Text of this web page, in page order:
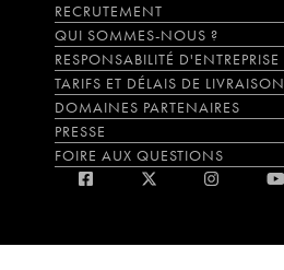
RECRUTEMENT
QUI SOMMES-NOUS ?
RESPONSABILITÉ D'ENTREPRISE
TARIFS ET DÉLAIS DE LIVRAISON
DOMAINES PARTENAIRES
PRESSE
FOIRE AUX QUESTIONS